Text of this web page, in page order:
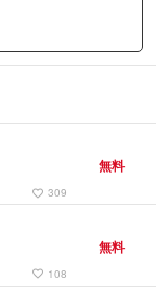
favorite_border 309
無料
favorite_border 108
無料